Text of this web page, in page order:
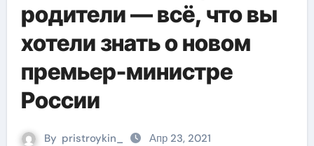
родители — всё, что вы
хотели знать о новом
премьер-министре
России
By pristroykin_ Апр 23, 2021